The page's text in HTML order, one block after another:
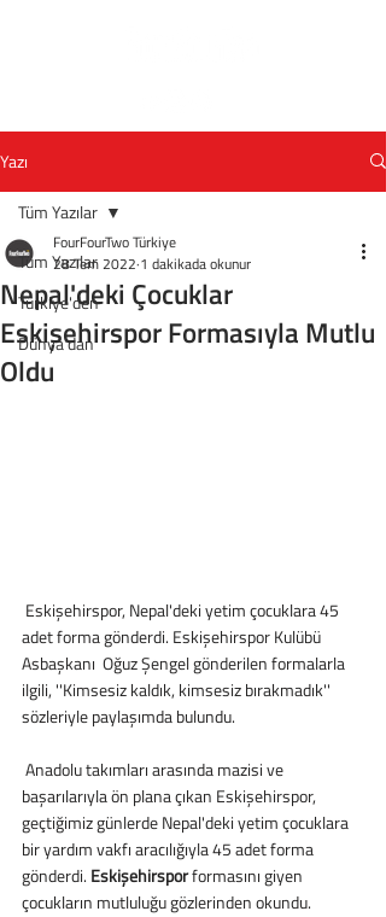
Yazı
Tüm Yazılar
Türkiye'den
Dünya'dan
Tüm Yazılar
Nepal'deki Çocuklar
Eskişehirspor Formasıyla Mutlu
Oldu
FourFourTwo Türkiye
28 Tem 2022 1 dakikada okunur
adet forma gönderdi. Eskişehirspor Kulübü
Asbaşkanı  Oğuz Şengel gönderilen formalarla
ilgili, ''Kimsesiz kaldık, kimsesiz bırakmadık''
sözleriyle paylaşımda bulundu.
başarılarıyla ön plana çıkan Eskişehirspor,
geçtiğimiz günlerde Nepal'deki yetim çocuklara
bir yardım vakfı aracılığıyla 45 adet forma
gönderdi. Eskişehirspor formasını giyen
çocukların mutluluğu gözlerinden okundu.